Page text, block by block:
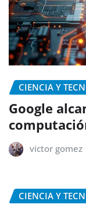
CIENCIA Y
Google
victor gomez
CIENCIA Y